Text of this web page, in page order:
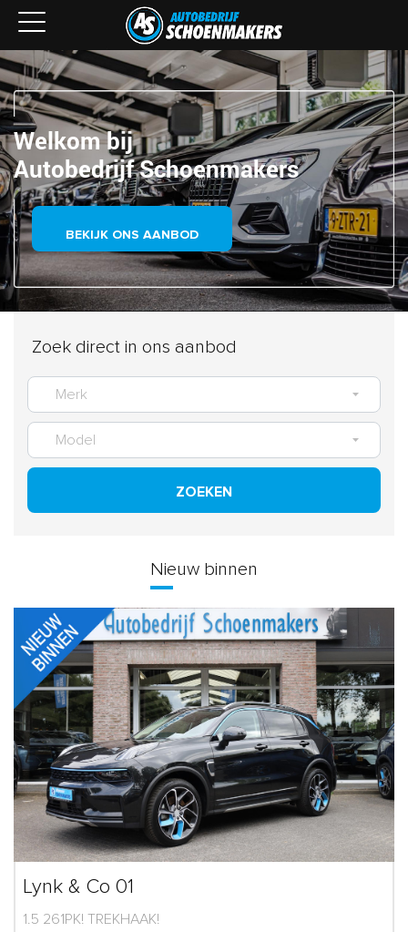
Welkom bij
Autobedrijf Schoenmakers
BEKIJK ONS AANBOD
Zoek direct in ons aanbod
ZOEKEN
Nieuw binnen
Lynk & Co 01
1.5 261PK! TREKHAAK!